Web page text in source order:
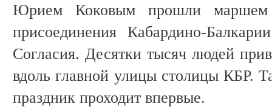
Юрием Коковым прошли маршем
присоединения Кабардино-
Согласия. Десятки тысяч людей
вдоль главной улицы столицы КБР.
праздник проходит впервые.